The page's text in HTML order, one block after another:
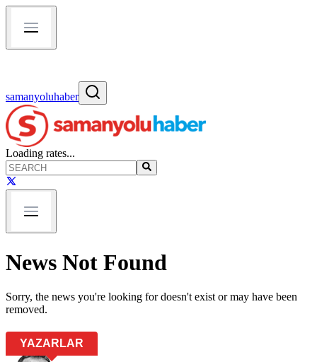
samanyoluhaber
Loading rates...
News Not Found
Sorry, the news you're looking for doesn't exist or may have been
removed.
YAZARLAR